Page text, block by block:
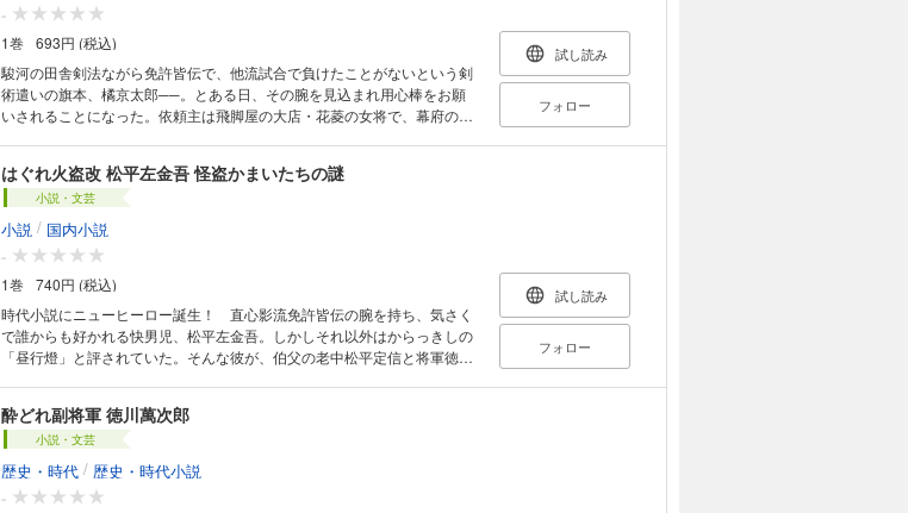
-
1巻
693円 (税込)
駿河の田舎剣法ながら免許皆伝で、他流試合で負けたことがないという剣
術遣いの旗本、橘京太郎──。とある日、その腕を見込まれ用心棒をお願
いされることになった。依頼主は飛脚屋の大店・花菱の女将で、幕府の御
大物の名も連なっているというのだ。御用の大金を運ぶ危険な道中……。
幕臣が用心棒とは前代未聞だが、京太郎は生活苦の庶民を救うため同行を
決意、いざ東海道を上る。果たして、天下の大切な金を守ることができる
のか!?そして、米の値の行方は？隠れた強大な悪を見据え、無敵用心棒の
剣が鮮やかに舞う！
試し読み
フォロー
はぐれ火盗改 松平左金吾 怪盗かまいたちの謎
小説・文芸
小説 / 国内小説
-
1巻
740円 (税込)
時代小説にニューヒーロー誕生！ 直心影流免許皆伝の腕を持ち、気さく
で誰からも好かれる快男児、松平左金吾。しかしそれ以外はからっきしの
「昼行燈」と評されていた。そんな彼が、伯父の老中松平定信と将軍徳川
ちと名乗る怪盗団が江戸を賑わせていた。笑いあり涙ありの痛快時代大活
試し読み
フォロー
酔どれ副将軍 徳川萬次郎
小説・文芸
歴史・時代 / 歴史・時代小説
-